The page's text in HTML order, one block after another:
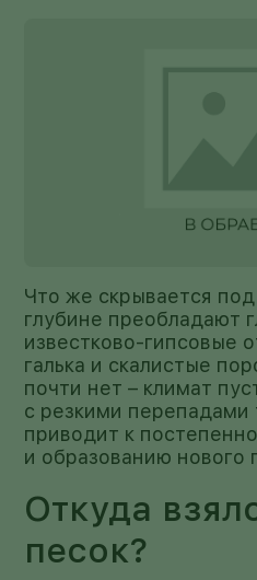
Что же скрывается
глубине преобладают
известково-гипсовые
галька и скалистые
почти нет – климат
с резкими перепадами
приводит к
и образованию нового
Откуда
песок?